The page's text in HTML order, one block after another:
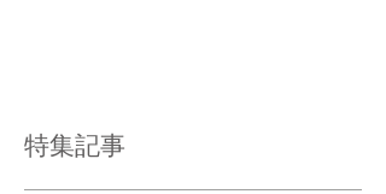
特集記事